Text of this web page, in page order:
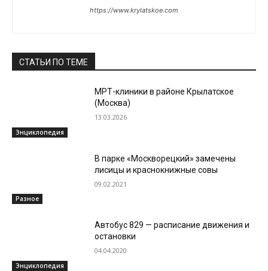
https://www.krylatskoe.com
СТАТЬИ ПО ТЕМЕ
Энциклопедия
МРТ-клиники в районе Крылатское
(Москва)
13.03.2026
Разное
В парке «Москворецкий» замечены
лисицы и краснокнижные совы
09.02.2021
Энциклопедия
Автобус 829 — расписание движения и
остановки
04.04.2020